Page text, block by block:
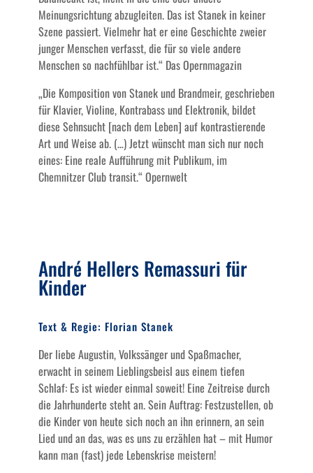
Meinungsrichtung abzugleiten. Das ist Stanek in keiner
Szene passiert. Vielmehr hat er eine Geschichte zweier
junger Menschen verfasst, die für so viele andere
Menschen so nachfühlbar ist.“ Das Opernmagazin
„Die Komposition von Stanek und Brandmeir, geschrieben
für Klavier, Violine, Kontrabass und Elektronik, bildet
diese Sehnsucht [nach dem Leben] auf kontrastierende
Art und Weise ab. (…) Jetzt wünscht man sich nur noch
eines: Eine reale Aufführung mit Publikum, im
Chemnitzer Club transit.“ Opernwelt
André Hellers Remassuri für
Kinder
Text & Regie: Florian Stanek
Der liebe Augustin, Volkssänger und Spaßmacher,
erwacht in seinem Lieblingsbeisl aus einem tiefen
Schlaf: Es ist wieder einmal soweit! Eine Zeitreise durch
die Jahrhunderte steht an. Sein Auftrag: Festzustellen, ob
die Kinder von heute sich noch an ihn erinnern, an sein
Lied und an das, was es uns zu erzählen hat – mit Humor
kann man (fast) jede Lebenskrise meistern!